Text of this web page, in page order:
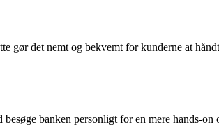
gør det nemt og bekvemt for kunderne at
banken personligt for en mere hands-on